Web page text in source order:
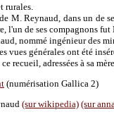
rurales.
M. Reynaud, dans un de
l'un de ses compagnons
nommé ingénieur des
vues générales ont été
recueil, adressées à sa
(numérisation Gallica 2)
(sur wikipedia) (sur